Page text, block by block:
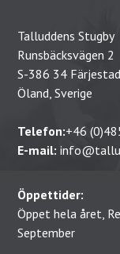
Talluddens Stugby
Runsbäcksvägen 2
S-386 34
Öland, Sverige
Telefon:+46
E-mail:
Öppettider:
Öppet hela året,
September